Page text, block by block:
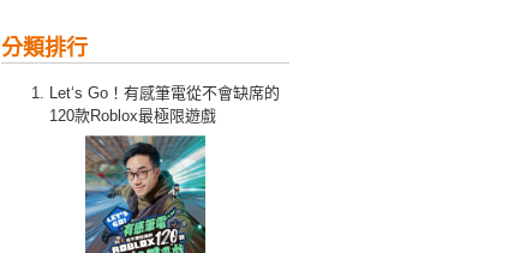
分類排行
Let‘s Go！有感筆電從不會缺席的
120款Roblox最極限遊戲